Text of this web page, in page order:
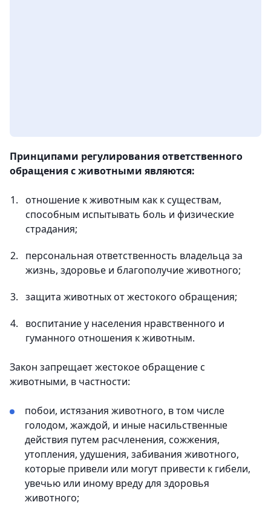
Принципами регулирования ответственного
обращения с животными являются:
отношение к животным как к существам,
способным испытывать боль и физические
страдания;
персональная ответственность владельца за
жизнь, здоровье и благополучие животного;
защита животных от жестокого обращения;
воспитание у населения нравственного и
гуманного отношения к животным.
Закон запрещает жестокое обращение с
животными, в частности:
побои, истязания животного, в том числе
голодом, жаждой, и иные насильственные
действия путем расчленения, сожжения,
утопления, удушения, забивания животного,
которые привели или могут привести к гибели,
увечью или иному вреду для здоровья
животного;